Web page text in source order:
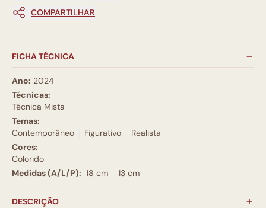
COMPARTILHAR
FICHA TÉCNICA
Ano: 2024
Técnicas:
Técnica Mista
Temas:
Contemporâneo
Figurativo
Realista
Cores:
Colorido
Medidas (A/L/P): 18 cm 13 cm
DESCRIÇÃO